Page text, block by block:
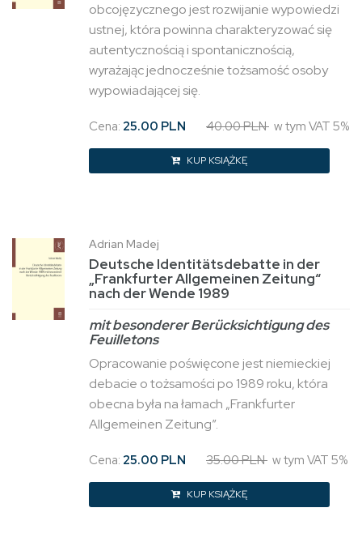
obcojęzycznego jest rozwijanie wypowiedzi
ustnej, która powinna charakteryzować się
autentycznością i spontanicznością,
wyrażając jednocześnie tożsamość osoby
wypowiadającej się.
Cena: 25.00 PLN 40.00 PLN w tym VAT 5%
KUP KSIĄŻKĘ
Adrian Madej
Deutsche Identitätsdebatte in der
„Frankfurter Allgemeinen Zeitung“
nach der Wende 1989
mit besonderer Berücksichtigung des
Feuilletons
Opracowanie poświęcone jest niemieckiej
debacie o tożsamości po 1989 roku, która
obecna była na łamach „Frankfurter
Allgemeinen Zeitung”.
Cena: 25.00 PLN 35.00 PLN w tym VAT 5%
KUP KSIĄŻKĘ